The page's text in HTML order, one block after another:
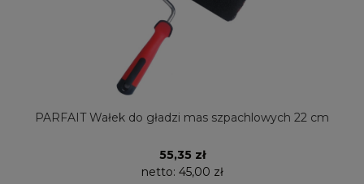
PARFAIT Wałek do gładzi mas szpachlowych 22 cm
55,35 zł
netto: 45,00 zł